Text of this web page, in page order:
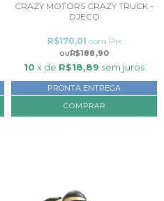
CRAZY MOTORS CRAZY TRUCK -
DJECO
R$188,90
R$170,01 com Pix
10 x de R$18,89 sem juros
PRONTA ENTREGA